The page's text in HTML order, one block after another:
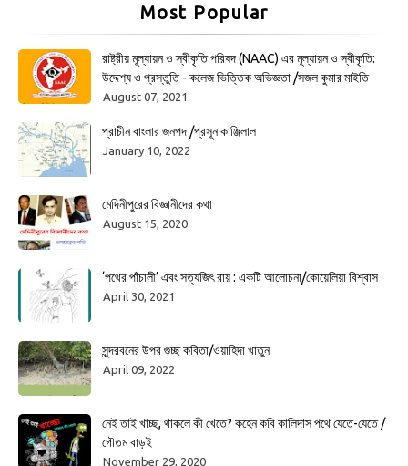
Most Popular
রাষ্ট্রীয় মূল্যায়ন ও স্বীকৃতি পরিষদ (NAAC) এর মূল্যায়ন ও স্বীকৃতি:
উদ্দেশ্য ও প্রস্তুতি - কলেজ ভিত্তিক অভিজ্ঞতা /সজল কুমার মাইতি
August 07, 2021
প্রাচীন বাংলার জনপদ /প্রসূন কাঞ্জিলাল
January 10, 2022
মেদিনীপুরের বিজ্ঞানীদের কথা
August 15, 2020
‘পথের পাঁচালী’ এবং সত্যজিৎ রায় : একটি আলোচনা/কোয়েলিয়া বিশ্বাস
April 30, 2021
সুন্দরবনের উপর গুচ্ছ কবিতা/ওয়াহিদা খাতুন
April 09, 2022
নেই তাই খাচ্ছ, থাকলে কী খেতে? কহেন কবি কালিদাস পথে যেতে-যেতে /
গৌতম বাড়ই
November 29, 2020